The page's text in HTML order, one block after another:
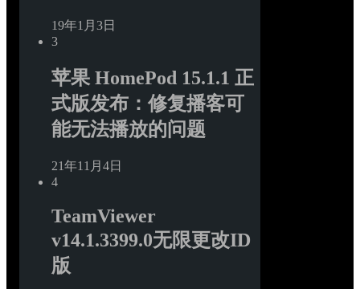
19年1月3日
3
苹果 HomePod 15.1.1 正
式版发布：修复播客可
能无法播放的问题
21年11月4日
4
TeamViewer
v14.1.3399.0无限更改ID
版